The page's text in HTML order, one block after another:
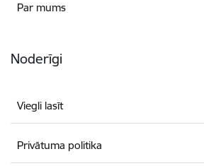
Par mums
Noderīgi
Viegli lasīt
Privātuma politika